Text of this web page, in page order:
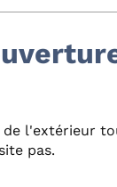
l'extérieur
pas.